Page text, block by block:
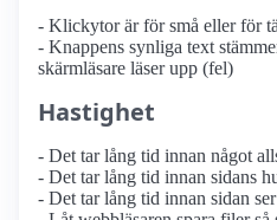
- Klickytor är för små eller för
- Knappens synliga text
skärmläsare läser upp (fel)
Hastighet
- Det tar lång tid innan något
- Det tar lång tid innan sidans
- Det tar lång tid innan sidan